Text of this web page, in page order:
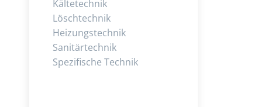
Kältetechnik
Löschtechnik
Heizungstechnik
Sanitärtechnik
Spezifische Technik